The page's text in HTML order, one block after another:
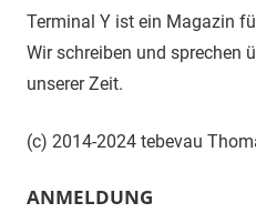
Terminal Y ist ein Magazin
Wir schreiben und sprechen
unserer Zeit.
(c) 2014-2024 tebevau
ANMELDUNG